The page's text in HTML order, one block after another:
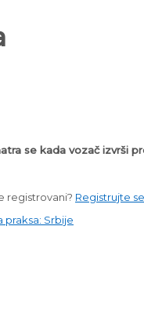
se kada vozač izvrši
registrovani? Registrujte se
praksa: Srbije